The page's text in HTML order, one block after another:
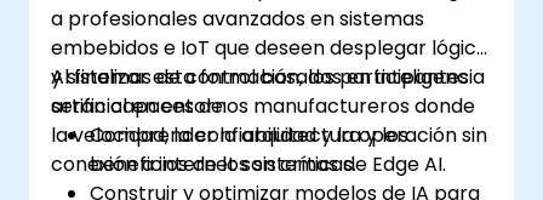
a profesionales avanzados en sistemas
embebidos e IoT que deseen desplegar lógica
y sistemas de control basados en inteligencia
artificial en entornos manufactureros donde
la velocidad, la confiabilidad y la operación sin
conexión a internet son críticas.
Al finalizar esta formación, los participantes
serán capaces de:
Comprender la arquitectura y los
beneficios de los sistemas de Edge AI.
Construir y optimizar modelos de IA para